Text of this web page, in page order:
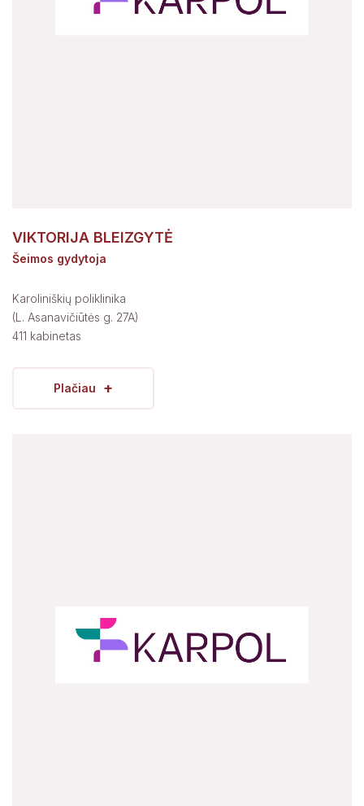
VIKTORIJA BLEIZGYTĖ
Šeimos gydytoja
Karoliniškių poliklinika
(L. Asanavičiūtės g. 27A)
411 kabinetas
Plačiau +